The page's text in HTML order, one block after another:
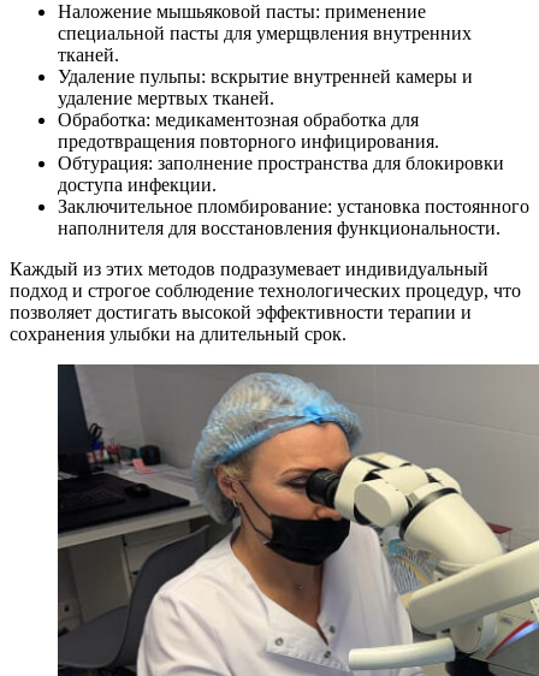
Наложение мышьяковой пасты: применение
специальной пасты для умерщвления внутренних
тканей.
Удаление пульпы: вскрытие внутренней камеры и
удаление мертвых тканей.
Обработка: медикаментозная обработка для
предотвращения повторного инфицирования.
Обтурация: заполнение пространства для блокировки
доступа инфекции.
Заключительное пломбирование: установка постоянного
наполнителя для восстановления функциональности.
Каждый из этих методов подразумевает индивидуальный
подход и строгое соблюдение технологических процедур, что
позволяет достигать высокой эффективности терапии и
сохранения улыбки на длительный срок.